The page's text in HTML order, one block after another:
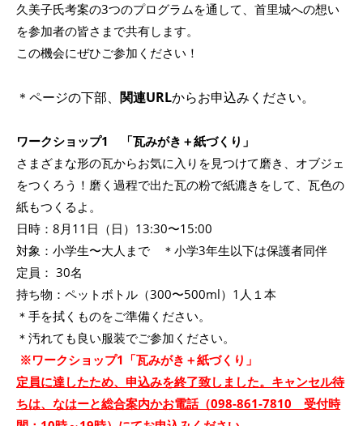
久美子氏考案の3つのプログラムを通して、首里城への想い
を参加者の皆さまで共有します。
この機会にぜひご参加ください！
＊ページの下部、 関連URLからお申込みください。
ワークショップ1 「瓦みがき＋紙づくり」
さまざまな形の瓦からお気に入りを見つけて磨き、オブジェ
をつくろう！磨く過程で出た瓦の粉で紙漉きをして、瓦色の
紙もつくるよ。
日時：8月11日（日）13:30〜15:00
対象：小学生〜大人まで ＊小学3年生以下は保護者同伴
定員： 30名
持ち物：ペットボトル（300〜500ml）1人１本
＊手を拭くものをご準備ください。
＊汚れても良い服装でご参加ください。
※ワークショップ1「瓦みがき＋紙づくり 」
定員に達したため、申込みを終了致しました。キャンセル待
ちは、なはーと総合案内かお電話（098-861-7810 受付時